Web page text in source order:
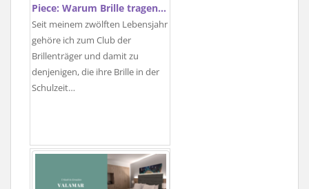
Piece: Warum Brille tragen…
Seit meinem zwölften Lebensjahr
gehöre ich zum Club der
Brillenträger und damit zu
denjenigen, die ihre Brille in der
Schulzeit…